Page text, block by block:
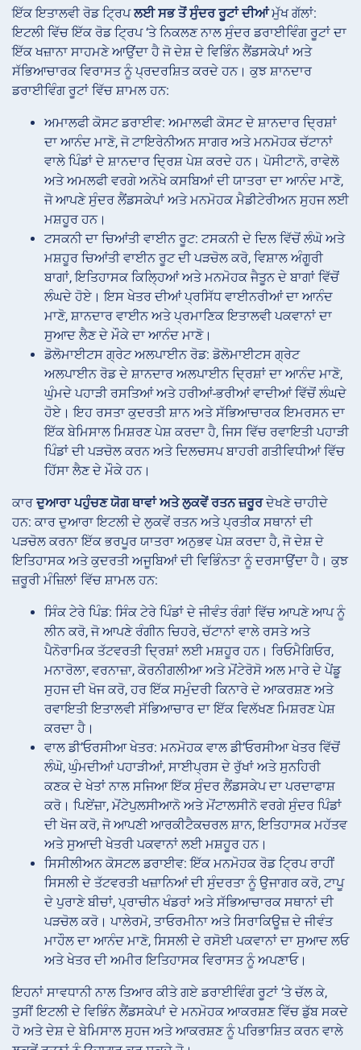
ਇੱਕ ਇਤਾਲਵੀ ਰੋਡ ਟ੍ਰਿਪਲਈ ਸਭ ਤੋਂ ਸੁੰਦਰ ਰੂਟਾਂ ਦੀਆਂਮੁੱਖ ਗੱਲਾਂ:
ਇਟਲੀ ਵਿੱਚ ਇੱਕ ਰੋਡ ਟ੍ਰਿਪ ‘ਤੇ ਨਿਕਲਣ ਨਾਲ ਸੁੰਦਰ ਡਰਾਈਵਿੰਗ ਰੂਟਾਂ ਦਾ
ਇੱਕ ਖਜ਼ਾਨਾ ਸਾਹਮਣੇ ਆਉਂਦਾ ਹੈ ਜੋ ਦੇਸ਼ ਦੇ ਵਿਭਿੰਨ ਲੈਂਡਸਕੇਪਾਂ ਅਤੇ
ਸੱਭਿਆਚਾਰਕ ਵਿਰਾਸਤ ਨੂੰ ਪ੍ਰਦਰਸ਼ਿਤ ਕਰਦੇ ਹਨ। ਕੁਝ ਸ਼ਾਨਦਾਰ
ਡਰਾਈਵਿੰਗ ਰੂਟਾਂ ਵਿੱਚ ਸ਼ਾਮਲ ਹਨ:
ਅਮਾਲਫੀ ਕੋਸਟ ਡਰਾਈਵ: ਅਮਾਲਫੀ ਕੋਸਟ ਦੇ ਸ਼ਾਨਦਾਰ ਦ੍ਰਿਸ਼ਾਂ
ਦਾ ਆਨੰਦ ਮਾਣੋ, ਜੋ ਟਾਇਰੇਨੀਅਨ ਸਾਗਰ ਅਤੇ ਮਨਮੋਹਕ ਚੱਟਾਨਾਂ
ਵਾਲੇ ਪਿੰਡਾਂ ਦੇ ਸ਼ਾਨਦਾਰ ਦ੍ਰਿਸ਼ ਪੇਸ਼ ਕਰਦੇ ਹਨ। ਪੋਸੀਟਾਨੋ, ਰਾਵੇਲੋ
ਅਤੇ ਅਮਲਫੀ ਵਰਗੇ ਅਨੋਖੇ ਕਸਬਿਆਂ ਦੀ ਯਾਤਰਾ ਦਾ ਆਨੰਦ ਮਾਣੋ,
ਜੋ ਆਪਣੇ ਸੁੰਦਰ ਲੈਂਡਸਕੇਪਾਂ ਅਤੇ ਮਨਮੋਹਕ ਮੈਡੀਟੇਰੀਅਨ ਸੁਹਜ ਲਈ
ਮਸ਼ਹੂਰ ਹਨ।
ਟਸਕਨੀ ਦਾ ਚਿਆਂਤੀ ਵਾਈਨ ਰੂਟ: ਟਸਕਨੀ ਦੇ ਦਿਲ ਵਿੱਚੋਂ ਲੰਘੋ ਅਤੇ
ਮਸ਼ਹੂਰ ਚਿਆਂਤੀ ਵਾਈਨ ਰੂਟ ਦੀ ਪੜਚੋਲ ਕਰੋ, ਵਿਸ਼ਾਲ ਅੰਗੂਰੀ
ਬਾਗਾਂ, ਇਤਿਹਾਸਕ ਕਿਲ੍ਹਿਆਂ ਅਤੇ ਮਨਮੋਹਕ ਜੈਤੂਨ ਦੇ ਬਾਗਾਂ ਵਿੱਚੋਂ
ਲੰਘਦੇ ਹੋਏ। ਇਸ ਖੇਤਰ ਦੀਆਂ ਪ੍ਰਸਿੱਧ ਵਾਈਨਰੀਆਂ ਦਾ ਆਨੰਦ
ਮਾਣੋ, ਸ਼ਾਨਦਾਰ ਵਾਈਨ ਅਤੇ ਪ੍ਰਮਾਣਿਕ ਇਤਾਲਵੀ ਪਕਵਾਨਾਂ ਦਾ
ਸੁਆਦ ਲੈਣ ਦੇ ਮੌਕੇ ਦਾ ਆਨੰਦ ਮਾਣੋ।
ਡੋਲੋਮਾਈਟਸ ਗ੍ਰੇਟ ਅਲਪਾਈਨ ਰੋਡ: ਡੋਲੋਮਾਈਟਸ ਗ੍ਰੇਟ
ਅਲਪਾਈਨ ਰੋਡ ਦੇ ਸ਼ਾਨਦਾਰ ਅਲਪਾਈਨ ਦ੍ਰਿਸ਼ਾਂ ਦਾ ਆਨੰਦ ਮਾਣੋ,
ਘੁੰਮਦੇ ਪਹਾੜੀ ਰਸਤਿਆਂ ਅਤੇ ਹਰੀਆਂ-ਭਰੀਆਂ ਵਾਦੀਆਂ ਵਿੱਚੋਂ ਲੰਘਦੇ
ਹੋਏ। ਇਹ ਰਸਤਾ ਕੁਦਰਤੀ ਸ਼ਾਨ ਅਤੇ ਸੱਭਿਆਚਾਰਕ ਇਮਰਸਨ ਦਾ
ਇੱਕ ਬੇਮਿਸਾਲ ਮਿਸ਼ਰਣ ਪੇਸ਼ ਕਰਦਾ ਹੈ, ਜਿਸ ਵਿੱਚ ਰਵਾਇਤੀ ਪਹਾੜੀ
ਪਿੰਡਾਂ ਦੀ ਪੜਚੋਲ ਕਰਨ ਅਤੇ ਦਿਲਚਸਪ ਬਾਹਰੀ ਗਤੀਵਿਧੀਆਂ ਵਿੱਚ
ਹਿੱਸਾ ਲੈਣ ਦੇ ਮੌਕੇ ਹਨ।
ਕਾਰਦੁਆਰਾ ਪਹੁੰਚਣ ਯੋਗ ਥਾਵਾਂ ਅਤੇ ਲੁਕਵੇਂ ਰਤਨ ਜ਼ਰੂਰਦੇਖਣੇ ਚਾਹੀਦੇ
ਹਨ: ਕਾਰ ਦੁਆਰਾ ਇਟਲੀ ਦੇ ਲੁਕਵੇਂ ਰਤਨ ਅਤੇ ਪ੍ਰਤੀਕ ਸਥਾਨਾਂ ਦੀ
ਪੜਚੋਲ ਕਰਨਾ ਇੱਕ ਭਰਪੂਰ ਯਾਤਰਾ ਅਨੁਭਵ ਪੇਸ਼ ਕਰਦਾ ਹੈ, ਜੋ ਦੇਸ਼ ਦੇ
ਇਤਿਹਾਸਕ ਅਤੇ ਕੁਦਰਤੀ ਅਜੂਬਿਆਂ ਦੀ ਵਿਭਿੰਨਤਾ ਨੂੰ ਦਰਸਾਉਂਦਾ ਹੈ। ਕੁਝ
ਜ਼ਰੂਰੀ ਮੰਜ਼ਿਲਾਂ ਵਿੱਚ ਸ਼ਾਮਲ ਹਨ:
ਸਿੰਕ ਟੇਰੇ ਪਿੰਡ: ਸਿੰਕ ਟੇਰੇ ਪਿੰਡਾਂ ਦੇ ਜੀਵੰਤ ਰੰਗਾਂ ਵਿੱਚ ਆਪਣੇ ਆਪ ਨੂੰ
ਲੀਨ ਕਰੋ, ਜੋ ਆਪਣੇ ਰੰਗੀਨ ਚਿਹਰੇ, ਚੱਟਾਨਾਂ ਵਾਲੇ ਰਸਤੇ ਅਤੇ
ਪੈਨੋਰਾਮਿਕ ਤੱਟਵਰਤੀ ਦ੍ਰਿਸ਼ਾਂ ਲਈ ਮਸ਼ਹੂਰ ਹਨ। ਰਿਓਮੈਗਿਓਰ,
ਮਨਾਰੋਲਾ, ਵਰਨਾਜ਼ਾ, ਕੋਰਨੀਗਲੀਆ ਅਤੇ ਮੋਂਟੇਰੋਸੋ ਅਲ ਮਾਰੇ ਦੇ ਪੇਂਡੂ
ਸੁਹਜ ਦੀ ਖੋਜ ਕਰੋ, ਹਰ ਇੱਕ ਸਮੁੰਦਰੀ ਕਿਨਾਰੇ ਦੇ ਆਕਰਸ਼ਣ ਅਤੇ
ਰਵਾਇਤੀ ਇਤਾਲਵੀ ਸੱਭਿਆਚਾਰ ਦਾ ਇੱਕ ਵਿਲੱਖਣ ਮਿਸ਼ਰਣ ਪੇਸ਼
ਕਰਦਾ ਹੈ।
ਵਾਲ ਡੀ’ਓਰਸੀਆ ਖੇਤਰ: ਮਨਮੋਹਕ ਵਾਲ ਡੀ’ਓਰਸੀਆ ਖੇਤਰ ਵਿੱਚੋਂ
ਲੰਘੋ, ਘੁੰਮਦੀਆਂ ਪਹਾੜੀਆਂ, ਸਾਈਪ੍ਰਸ ਦੇ ਰੁੱਖਾਂ ਅਤੇ ਸੁਨਹਿਰੀ
ਕਣਕ ਦੇ ਖੇਤਾਂ ਨਾਲ ਸਜਿਆ ਇੱਕ ਸੁੰਦਰ ਲੈਂਡਸਕੇਪ ਦਾ ਪਰਦਾਫਾਸ਼
ਕਰੋ। ਪਿਏਂਜ਼ਾ, ਮੋਂਟੇਪੁਲਸੀਆਨੋ ਅਤੇ ਮੋਂਟਾਲਸੀਨੋ ਵਰਗੇ ਸੁੰਦਰ ਪਿੰਡਾਂ
ਦੀ ਖੋਜ ਕਰੋ, ਜੋ ਆਪਣੀ ਆਰਕੀਟੈਕਚਰਲ ਸ਼ਾਨ, ਇਤਿਹਾਸਕ ਮਹੱਤਵ
ਅਤੇ ਸੁਆਦੀ ਖੇਤਰੀ ਪਕਵਾਨਾਂ ਲਈ ਮਸ਼ਹੂਰ ਹਨ।
ਸਿਸੀਲੀਅਨ ਕੋਸਟਲ ਡਰਾਈਵ: ਇੱਕ ਮਨਮੋਹਕ ਰੋਡ ਟ੍ਰਿਪ ਰਾਹੀਂ
ਸਿਸਲੀ ਦੇ ਤੱਟਵਰਤੀ ਖਜ਼ਾਨਿਆਂ ਦੀ ਸੁੰਦਰਤਾ ਨੂੰ ਉਜਾਗਰ ਕਰੋ, ਟਾਪੂ
ਦੇ ਪੁਰਾਣੇ ਬੀਚਾਂ, ਪ੍ਰਾਚੀਨ ਖੰਡਰਾਂ ਅਤੇ ਸੱਭਿਆਚਾਰਕ ਸਥਾਨਾਂ ਦੀ
ਪੜਚੋਲ ਕਰੋ। ਪਾਲੇਰਮੋ, ਤਾਓਰਮੀਨਾ ਅਤੇ ਸਿਰਾਕਿਊਜ਼ ਦੇ ਜੀਵੰਤ
ਮਾਹੌਲ ਦਾ ਆਨੰਦ ਮਾਣੋ, ਸਿਸਲੀ ਦੇ ਰਸੋਈ ਪਕਵਾਨਾਂ ਦਾ ਸੁਆਦ ਲਓ
ਅਤੇ ਖੇਤਰ ਦੀ ਅਮੀਰ ਇਤਿਹਾਸਕ ਵਿਰਾਸਤ ਨੂੰ ਅਪਣਾਓ।
ਇਹਨਾਂ ਸਾਵਧਾਨੀ ਨਾਲ ਤਿਆਰ ਕੀਤੇ ਗਏ ਡਰਾਈਵਿੰਗ ਰੂਟਾਂ ‘ਤੇ ਚੱਲ ਕੇ,
ਤੁਸੀਂ ਇਟਲੀ ਦੇ ਵਿਭਿੰਨ ਲੈਂਡਸਕੇਪਾਂ ਦੇ ਮਨਮੋਹਕ ਆਕਰਸ਼ਣ ਵਿੱਚ ਡੁੱਬ ਸਕਦੇ
ਹੋ ਅਤੇ ਦੇਸ਼ ਦੇ ਬੇਮਿਸਾਲ ਸੁਹਜ ਅਤੇ ਆਕਰਸ਼ਣ ਨੂੰ ਪਰਿਭਾਸ਼ਿਤ ਕਰਨ ਵਾਲੇ